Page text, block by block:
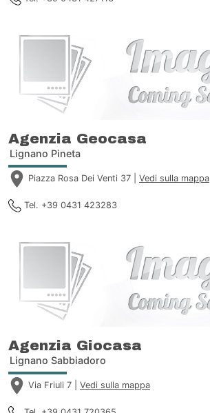
Agenzia Geocasa
Lignano Pineta
Piazza Rosa Dei Venti 37 | Vedi sulla mappa
Tel. +39 0431 423283
Agenzia Giocasa
Lignano Sabbiadoro
Via Friuli 7 | Vedi sulla mappa